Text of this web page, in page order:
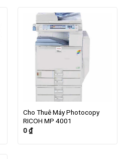
Cho Thuê Máy Photocopy
RICOH MP 4001
0₫